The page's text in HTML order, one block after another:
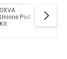
OXVA
Unione Pod
Kit
SMOK
Propod